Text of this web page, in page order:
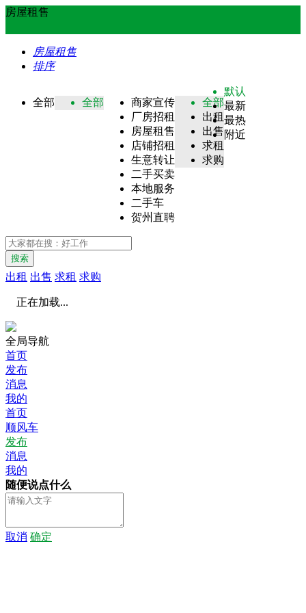
房屋租售
房屋租售
排序
全部 全部
商家宣传
厂房招租
房屋租售
店铺招租
生意转让
二手买卖
本地服务
二手车
贺州直聘
全部
出租
出售
求租
求购
默认
最新
最热
附近
搜索
出租 出售 求租 求购
正在加载...
全局导航
首页
发布
消息
我的
首页
顺风车
发布
消息
我的
随便说点什么
取消 确定